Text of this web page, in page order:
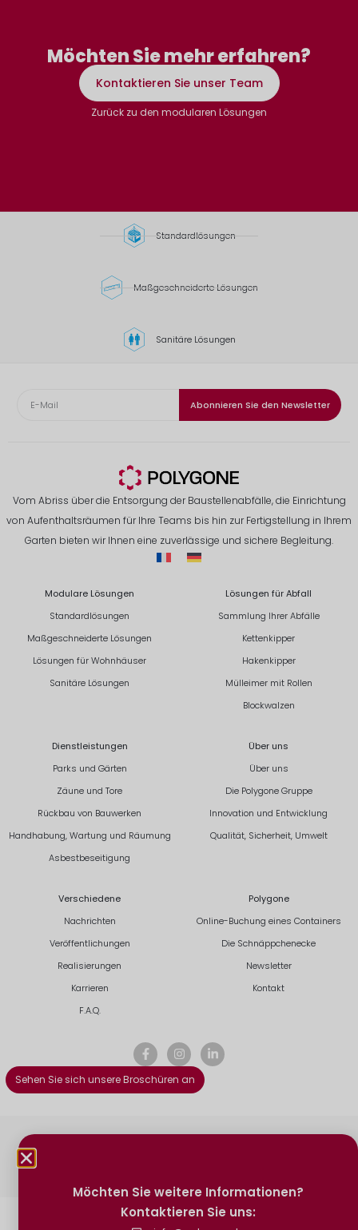
Möchten Sie mehr erfahren?
Kontaktieren Sie unser Team
Zurück zu den modularen Lösungen
Standardlösungen
Maßgeschneiderte Lösungen
Sanitäre Lösungen
Abonnieren Sie den Newsletter
Vom Abriss über die Entsorgung der Baustellenabfälle, die Einrichtung
von Aufenthaltsräumen für Ihre Teams bis hin zur Fertigstellung in Ihrem
Garten bieten wir Ihnen eine zuverlässige und sichere Begleitung.
Modulare Lösungen
Standardlösungen
Maßgeschneiderte Lösungen
Lösungen für Wohnhäuser
Sanitäre Lösungen
Lösungen für Abfall
Sammlung Ihrer Abfälle
Kettenkipper
Hakenkipper
Mülleimer mit Rollen
Blockwalzen
Dienstleistungen
Parks und Gärten
Zäune und Tore
Rückbau von Bauwerken
Handhabung, Wartung und Räumung
Asbestbeseitigung
Über uns
Über uns
Die Polygone Gruppe
Innovation und Entwicklung
Qualität, Sicherheit, Umwelt
Verschiedene
Nachrichten
Veröffentlichungen
Realisierungen
Karrieren
F.A.Q.
Polygone
Online-Buchung eines Containers
Die Schnäppchenecke
Newsletter
Kontakt
Sehen Sie sich unsere Broschüren an
Möchten Sie weitere Informationen?
Kontaktieren Sie uns: